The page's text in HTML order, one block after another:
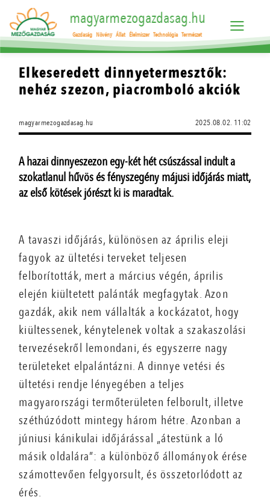
magyarmezogazdasag.hu
Gazdaság Növény Állat Élelmiszer Technológia Természet
Elkeseredett dinnyetermesztők:
nehéz szezon, piacromboló akciók
magyarmezogazdasag.hu 2025.08.02. 11:02
A hazai dinnyeszezon egy-két hét csúszással indult a
szokatlanul hűvös és fényszegény májusi időjárás miatt,
az első kötések jórészt ki is maradtak.
A tavaszi időjárás, különösen az április eleji
fagyok az ültetési terveket teljesen
felborították, mert a március végén, április
elején kiültetett palánták megfagytak. Azon
gazdák, akik nem vállalták a kockázatot, hogy
kiültessenek, kénytelenek voltak a szakaszolási
tervezésekről lemondani, és egyszerre nagy
területeket elpalántázni. A dinnye vetési és
ültetési rendje lényegében a teljes
magyarországi termőterületen felborult, illetve
széthúzódott mintegy három hétre. Azonban a
júniusi kánikulai időjárással „átestünk a ló
másik oldalára”: a különböző állományok érése
számottevően felgyorsult, és összetorlódott az
érés.